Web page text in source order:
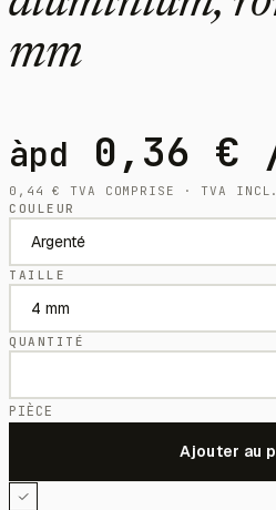
mm
àpd 0,36 €
0,44€
TVA COMPRISE · TVA
COULEUR
TAILLE
QUANTITÉ
PIÈCE